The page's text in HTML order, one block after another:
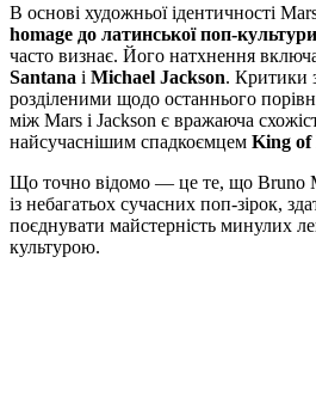
В основі художньої ідентичності
homage до латинської поп-культури
часто визнає. Його натхнення
Santana і Michael Jackson. Критики
розділеними щодо останнього
між Mars і Jackson є вражаюча
найсучаснішим спадкоємцем King of
Що точно відомо — це те, що Bruno
із небагатьох сучасних поп-зірок,
поєднувати майстерність минулих
культурою.